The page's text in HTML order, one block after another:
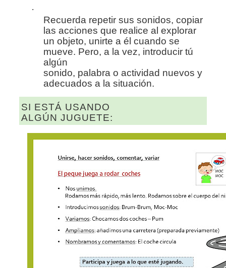
·
Recuerda repetir sus sonidos, copiar
las acciones que realice al explorar
un objeto, unirte a él cuando se
mueve. Pero, a la vez, introducir tú
algún
sonido, palabra o actividad nuevos y
adecuados a la situación.
SI ESTÁ USANDO
ALGÚN JUGUETE: